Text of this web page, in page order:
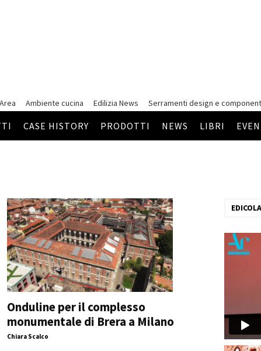
Area
Ambiente cucina Edilizia News Serramenti design e
CASE HISTORY PRODOTTI NEWS LIBRI
Onduline per il complesso
monumentale di Brera a Milano
Chiara Scalco
EDICOLA